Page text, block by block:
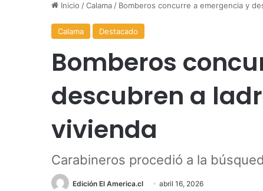
Inicio /Calama / Bomberos concurre a emergencia y
Calama Destacado
Bomberos
descubren a
vivienda
Carabineros procedió a la
Edición El America.cl abril 16, 2026